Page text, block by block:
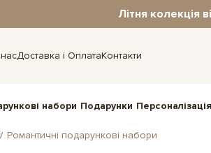
Літня колекція
Доставка і ОплатаКонтакти
набори Подарунки
Романтичні подарункові набори